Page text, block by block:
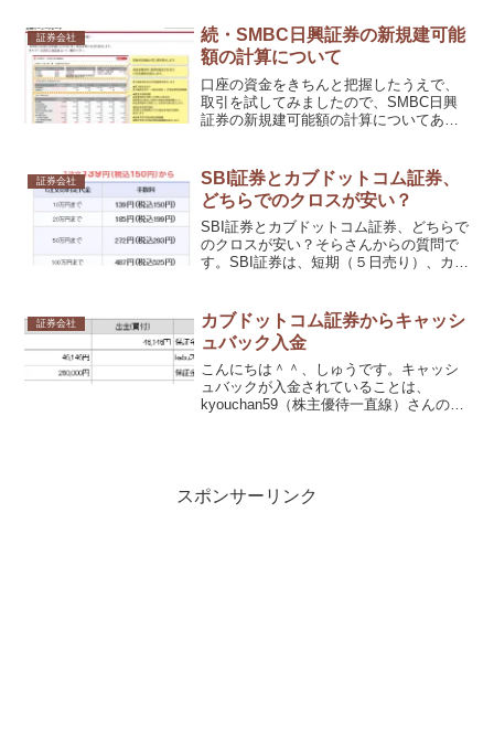
証券会社
続・SMBC日興証券の新規建可能
額の計算について
口座の資金をきちんと把握したうえで、
取引を試してみましたので、SMBC日興
証券の新規建可能額の計算についてある
証券会社
SBI証券とカブドットコム証券、
どちらでのクロスが安い？
SBI証券とカブドットコム証券、どちらで
のクロスが安い？そらさんからの質問で
す。SBI証券は、短期（５日売り）、カブ
ドプラン。手数料の割引はともになしで
の比較です。...
証券会社
カブドットコム証券からキャッシ
ュバック入金
こんにちは＾＾、しゅうです。キャッシ
ュバックが入金されていることは、
kyouchan59（株主優待一直線）さんのブ
スポンサーリンク